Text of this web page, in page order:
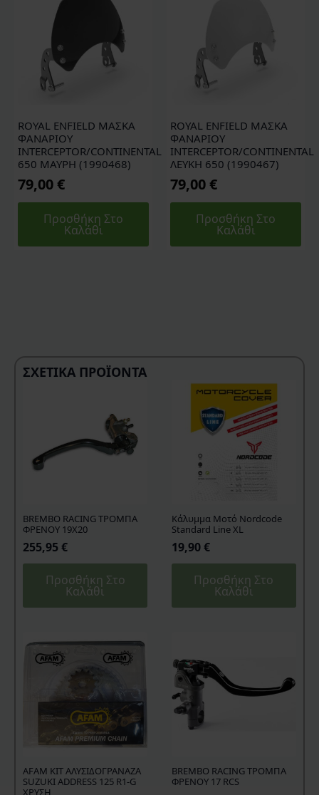
ROYAL ENFIELD ΜΑΣΚΑ
ΦΑΝΑΡΙΟΥ
INTERCEPTOR/CONTINENTAL
650 ΜΑΥΡΗ (1990468)
79,00 €
Προσθήκη Στο
Καλάθι
ROYAL ENFIELD ΜΑΣΚΑ
ΦΑΝΑΡΙΟΥ
INTERCEPTOR/CONTINENTAL
ΛΕΥΚΗ 650 (1990467)
79,00 €
Προσθήκη Στο
Καλάθι
ΣΧΕΤΙΚΆ ΠΡΟΪΌΝΤΑ
BREMBO RACING ΤΡΟΜΠΑ
ΦΡΕΝΟΥ 19X20
255,95 €
Προσθήκη Στο
Καλάθι
Kάλυμμα Mοτό Nordcode
Standard Line XL
19,90€
Προσθήκη Στο
Καλάθι
AFAM KIT ΑΛΥΣΙΔΟΓΡΑΝΑΖΑ
SUZUKI ADDRESS 125 R1-G
ΧΡΥΣΗ
BREMBO RACING ΤΡΟΜΠΑ
ΦΡΕΝΟΥ 17 RCS